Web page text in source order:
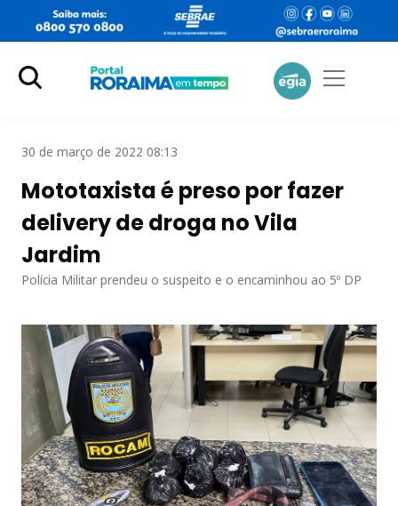
30 de março de 2022 08:13
Mototaxista é preso por fazer
delivery de droga no Vila
Jardim
Polícia Militar prendeu o suspeito e o encaminhou ao 5º DP